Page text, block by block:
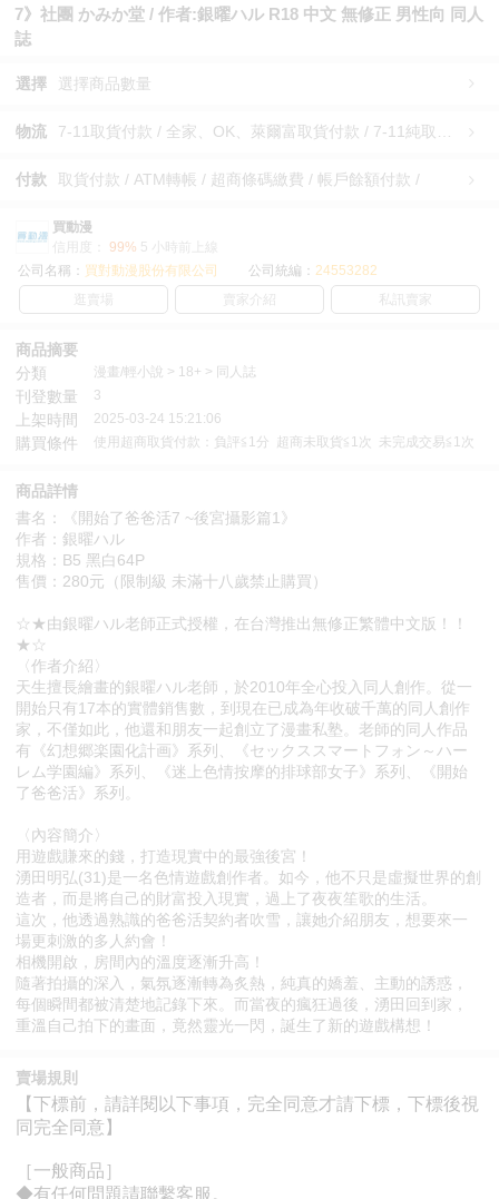
7》社團 かみか堂 / 作者:銀曜ハル R18 中文 無修正 男性向 同人
誌
選擇 選擇商品數量
物流
付款 取貨付款 / ATM轉帳 / 超商條碼繳費 / 帳戶餘額付款 /
買動漫
信用度：
99% 5 小時前上線
公司名稱： 買對動漫股份有限公司 公司統編： 24553282
逛賣場
賣家介紹 私訊賣家
商品摘要
分類
漫畫/輕小說 > 18+ > 同人誌
刊登數量 3
上架時間 2025-03-24 15:21:06
購買條件 使用超商取貨付款：負評≦1分 超商未取貨≦1次 未完成交易≦1次
商品詳情
書名：《開始了爸爸活7 ~後宮攝影篇1》
作者：銀曜ハル
規格：B5 黑白64P
售價：280元（限制級 未滿十八歲禁止購買）
☆★由銀曜ハル老師正式授權，在台灣推出無修正繁體中文版！！
★☆
〈作者介紹〉
天生擅長繪畫的銀曜ハル老師，於2010年全心投入同人創作。從一
開始只有17本的實體銷售數，到現在已成為年收破千萬的同人創作
家，不僅如此，他還和朋友一起創立了漫畫私塾。老師的同人作品
有《幻想郷楽園化計画》系列、《セックススマートフォン～ハー
レム学園編》系列、《迷上色情按摩的排球部女子》系列、《開始
了爸爸活》系列。
〈內容簡介〉
用遊戲賺來的錢，打造現實中的最強後宮！
湧田明弘(31)是一名色情遊戲創作者。如今，他不只是虛擬世界的創
造者，而是將自己的財富投入現實，過上了夜夜笙歌的生活。
這次，他透過熟識的爸爸活契約者吹雪，讓她介紹朋友，想要來一
場更刺激的多人約會！
相機開啟，房間內的溫度逐漸升高！
隨著拍攝的深入，氣氛逐漸轉為炙熱，純真的嬌羞、主動的誘惑，
每個瞬間都被清楚地記錄下來。而當夜的瘋狂過後，湧田回到家，
重溫自己拍下的畫面，竟然靈光一閃，誕生了新的遊戲構想！
賣場規則